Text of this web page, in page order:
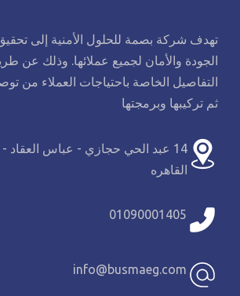
14 عبد الحي حجازي - عباس العقاد
القاهره
01090001405
info@busmaeg.com
تهدف شركة بصمة للحلول الأمنية إلى
الجودة والأمان لجميع عملائها. وذلك عن
التفاصيل الخاصة باحتياجات العملاء من
ثم تركيبها وبرمجتها